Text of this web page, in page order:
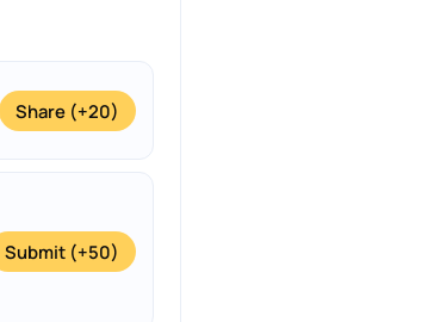
Share (+20)
Submit (+50)